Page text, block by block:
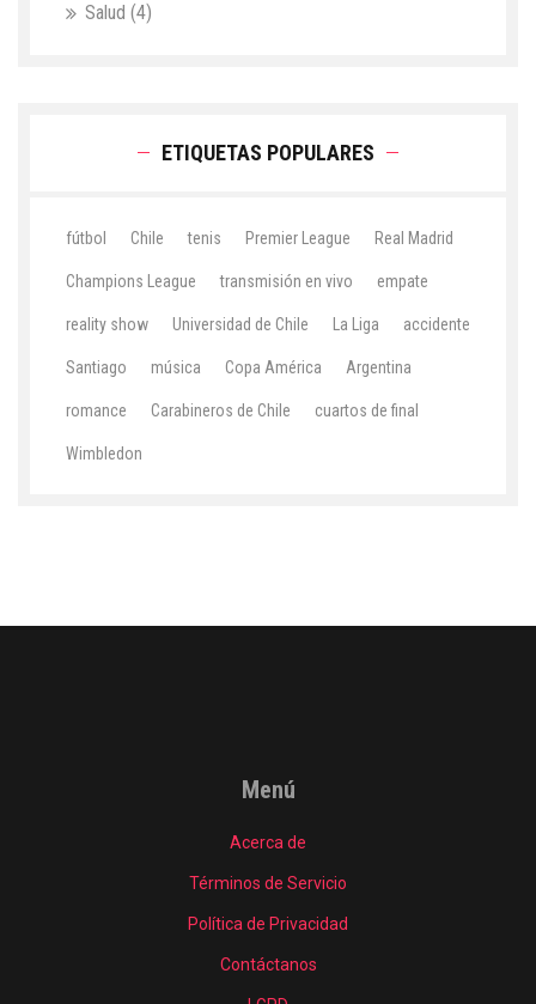
Salud (4)
ETIQUETAS POPULARES
fútbol Chile tenis Premier League Real Madrid
Champions League transmisión en vivo empate
reality show Universidad de Chile La Liga accidente
Santiago música Copa América Argentina
romance Carabineros de Chile cuartos de final
Wimbledon
Menú
Acerca de
Términos de Servicio
Política de Privacidad
Contáctanos